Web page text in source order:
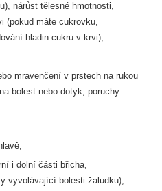
nárůst tělesné hmotnosti,
(pokud máte cukrovku,
hladin cukru v krvi),
mravenčení v prstech na rukou
na bolest nebo dotyk, poruchy
i dolní části břicha,
vyvolávající bolesti žaludku),